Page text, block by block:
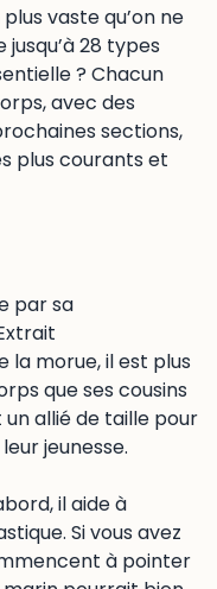
vaste qu’on ne
jusqu’à 28 types
? Chacun
avec des
sections,
plus courants et
par sa
la morue, il est plus
que ses cousins
un allié de taille pour
jeunesse.
il aide à
Si vous avez
à pointer